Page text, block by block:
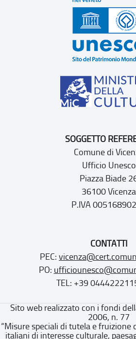
SOGGETTO
Comune di
Ufficio Unesco
Piazza Biade
36100 Vicenza
P.IVA
CONTATTI
PEC:
PO:
TEL: +39
Sito web realizzato con i fondi
2006, n. 77
“Misure speciali di tutela e fruizione
italiani di interesse culturale,